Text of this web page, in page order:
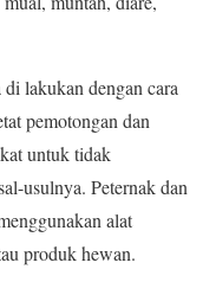
di lakukan dengan cara
pemotongan dan
untuk tidak
usulnya. Peternak dan
alat
produk hewan.